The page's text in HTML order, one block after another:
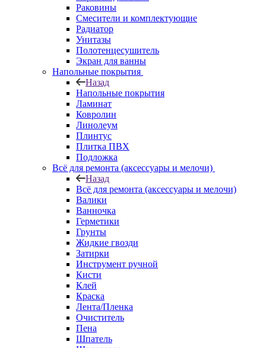
Раковины
Смесители и комплектующие
Радиатор
Унитазы
Полотенцесушитель
Экран для ванны
Напольные покрытия
Назад
Напольные покрытия
Ламинат
Ковролин
Линолеум
Плинтус
Плитка ПВХ
Подложка
Всё для ремонта (аксессуары и мелочи)
Назад
Всё для ремонта (аксессуары и мелочи)
Валики
Ванночка
Герметики
Грунты
Жидкие гвозди
Затирки
Инструмент ручной
Кисти
Клей
Краска
Лента/Пленка
Очиститель
Пена
Шпатель